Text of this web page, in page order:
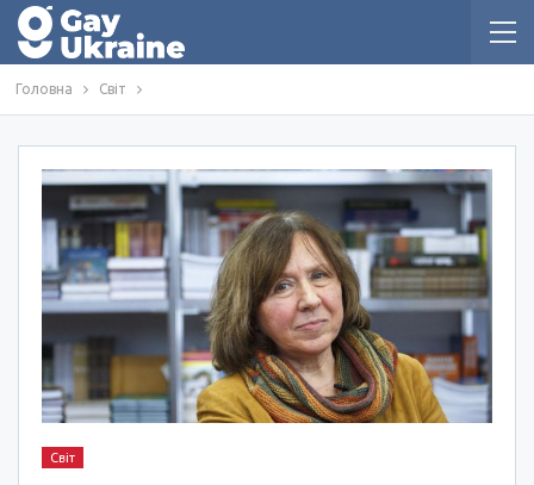
Головна Світ
Світ